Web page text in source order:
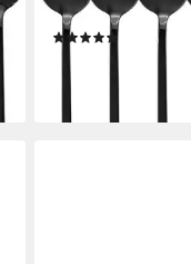
LISSABON
19,90 €
(3,32 €/ 1 Stk)